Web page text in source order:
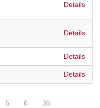
Details
Details
Details
Details
5 6 36